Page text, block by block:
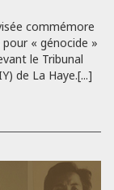
commémore
« génocide »
le Tribunal
de La Haye.[...]